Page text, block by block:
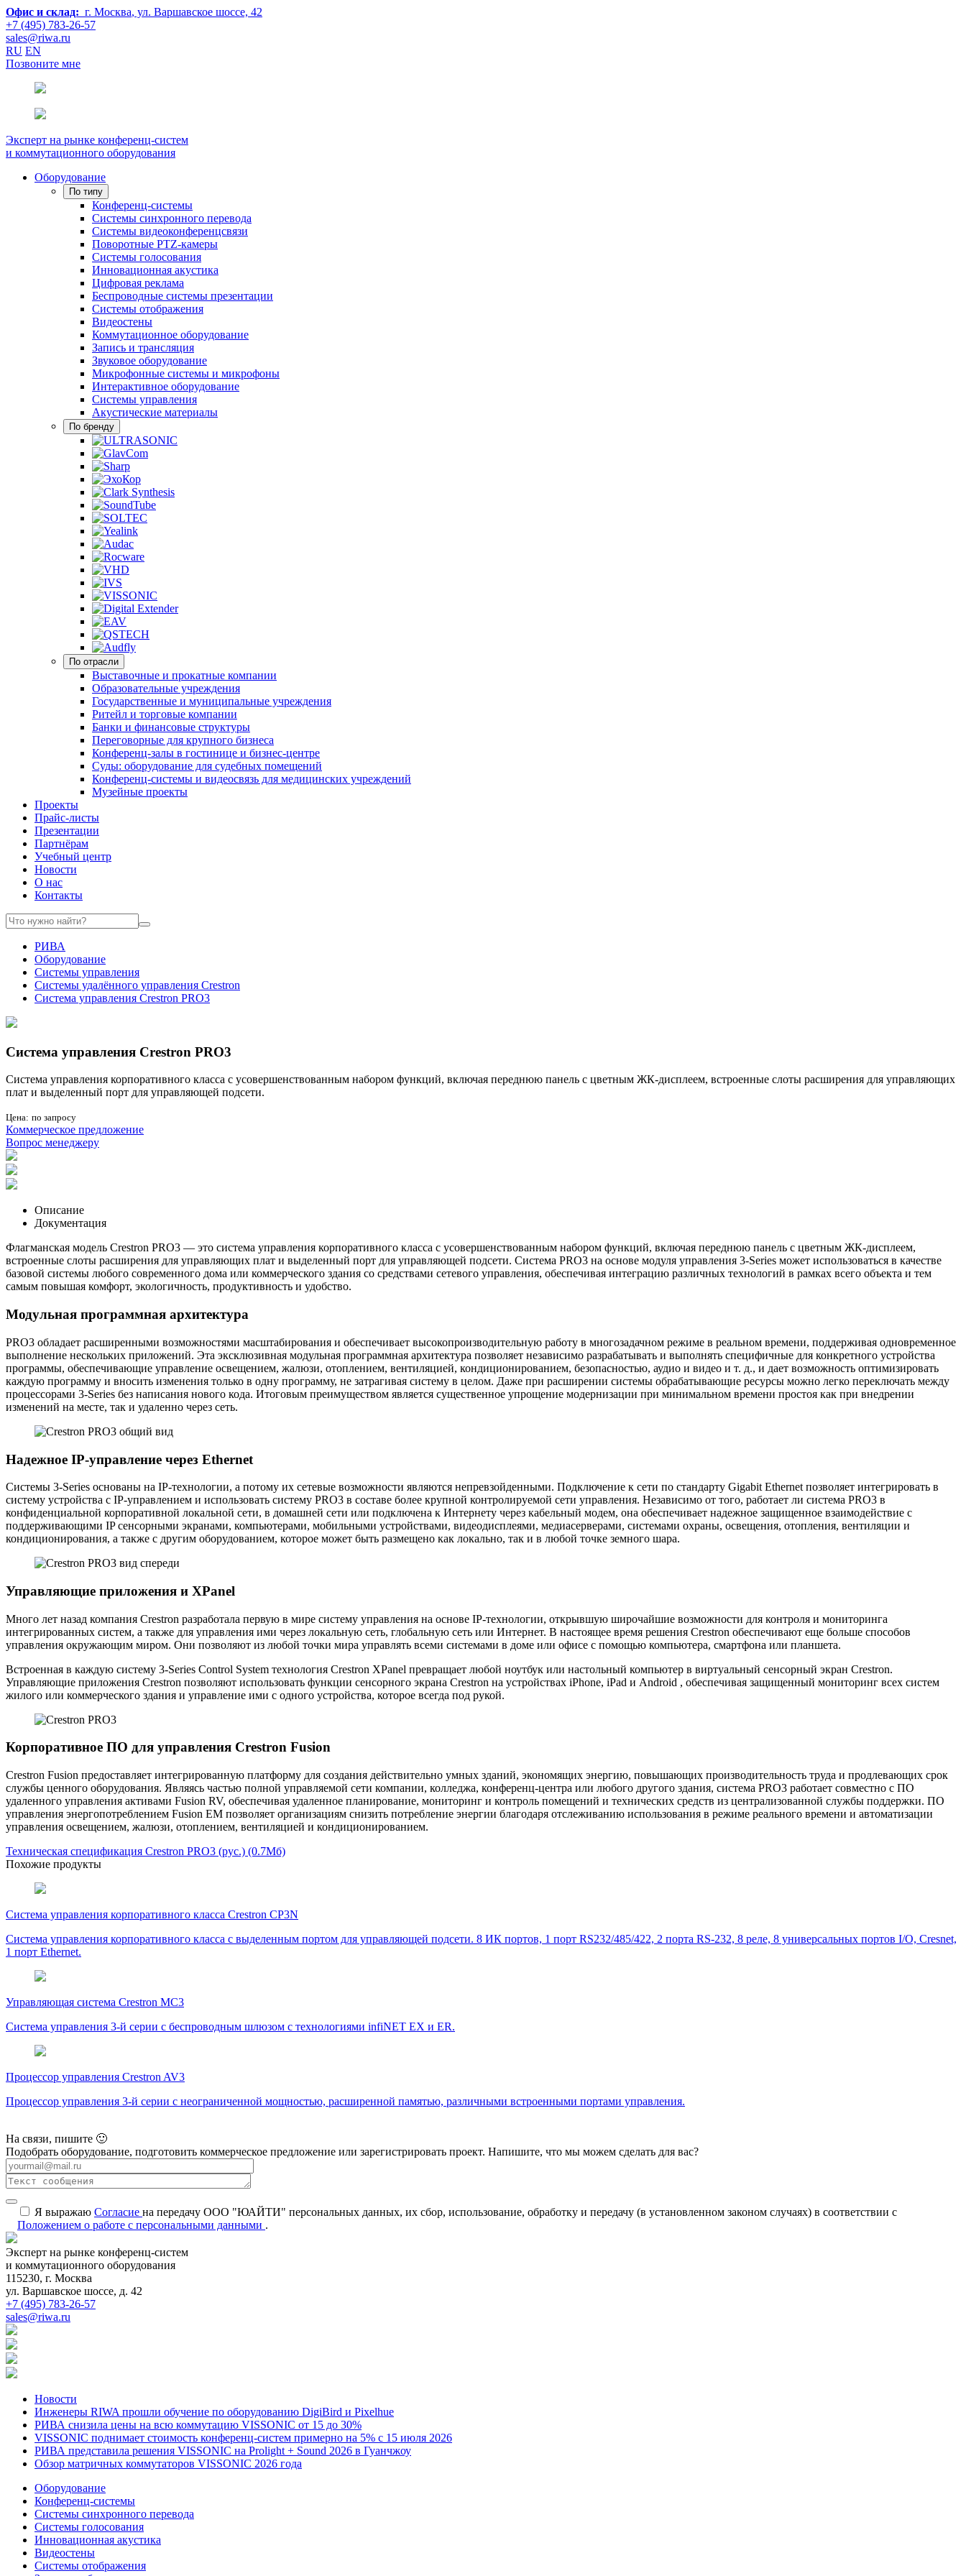
Офис и склад: г. Москва, ул. Варшавское шоссе, 42
+7 (495) 783-26-57
sales@riwa.ru
RU EN
Позвоните мне
Эксперт на рынке конференц-систем
и коммутационного оборудования
Оборудование
По типу
Конференц-системы
Системы синхронного перевода
Системы видеоконференцсвязи
Поворотные PTZ-камеры
Системы голосования
Инновационная акустика
Цифровая реклама
Беспроводные системы презентации
Системы отображения
Видеостены
Коммутационное оборудование
Запись и трансляция
Звуковое оборудование
Микрофонные системы и микрофоны
Интерактивное оборудование
Системы управления
Акустические материалы
По бренду
По отрасли
Выставочные и прокатные компании
Образовательные учреждения
Государственные и муниципальные учреждения
Ритейл и торговые компании
Банки и финансовые структуры
Переговорные для крупного бизнеса
Конференц-залы в гостинице и бизнес-центре
Суды: оборудование для судебных помещений
Конференц-системы и видеосвязь для медицинских учреждений
Музейные проекты
Проекты
Прайс-листы
Презентации
Партнёрам
Учебный центр
Новости
О нас
Контакты
РИВА
Оборудование
Системы управления
Системы удалённого управления Crestron
Система управления Crestron PRO3
Система управления Crestron PRO3
Система управления корпоративного класса с усовершенствованным набором функций, включая переднюю панель с цветным ЖК-дисплеем, встроенные слоты расширения для управляющих
плат и выделенный порт для управляющей подсети.
Цена: по запросу
Коммерческое предложение
Вопрос менеджеру
Описание
Документация
Флагманская модель Crestron PRO3 — это система управления корпоративного класса с усовершенствованным набором функций, включая переднюю панель с цветным ЖК-дисплеем,
встроенные слоты расширения для управляющих плат и выделенный порт для управляющей подсети. Система PRO3 на основе модуля управления 3-Series может использоваться в качестве
базовой системы любого современного дома или коммерческого здания со средствами сетевого управления, обеспечивая интеграцию различных технологий в рамках всего объекта и тем
самым повышая комфорт, экологичность, продуктивность и удобство.
Модульная программная архитектура
PRO3 обладает расширенными возможностями масштабирования и обеспечивает высокопроизводительную работу в многозадачном режиме в реальном времени, поддерживая одновременное
выполнение нескольких приложений. Эта эксклюзивная модульная программная архитектура позволяет независимо разрабатывать и выполнять специфичные для конкретного устройства
программы, обеспечивающие управление освещением, жалюзи, отоплением, вентиляцией, кондиционированием, безопасностью, аудио и видео и т. д., и дает возможность оптимизировать
каждую программу и вносить изменения только в одну программу, не затрагивая систему в целом. Даже при расширении системы обрабатывающие ресурсы можно легко переключать между
процессорами 3-Series без написания нового кода. Итоговым преимуществом является существенное упрощение модернизации при минимальном времени простоя как при внедрении
изменений на месте, так и удаленно через сеть.
Надежное IP-управление через Ethernet
Системы 3-Series основаны на IP-технологии, а потому их сетевые возможности являются непревзойденными. Подключение к сети по стандарту Gigabit Ethernet позволяет интегрировать в
систему устройства с IP-управлением и использовать систему PRO3 в составе более крупной контролируемой сети управления. Независимо от того, работает ли система PRO3 в
конфиденциальной корпоративной локальной сети, в домашней сети или подключена к Интернету через кабельный модем, она обеспечивает надежное защищенное взаимодействие с
поддерживающими IP сенсорными экранами, компьютерами, мобильными устройствами, видеодисплеями, медиасерверами, системами охраны, освещения, отопления, вентиляции и
кондиционирования, а также с другим оборудованием, которое может быть размещено как локально, так и в любой точке земного шара.
Управляющие приложения и XPanel
Много лет назад компания Crestron разработала первую в мире систему управления на основе IP-технологии, открывшую широчайшие возможности для контроля и мониторинга
интегрированных систем, а также для управления ими через локальную сеть, глобальную сеть или Интернет. В настоящее время решения Crestron обеспечивают еще больше способов
управления окружающим миром. Они позволяют из любой точки мира управлять всеми системами в доме или офисе с помощью компьютера, смартфона или планшета.
Встроенная в каждую систему 3-Series Control System технология Crestron XPanel превращает любой ноутбук или настольный компьютер в виртуальный сенсорный экран Crestron.
Управляющие приложения Crestron позволяют использовать функции сенсорного экрана Crestron на устройствах iPhone, iPad и Android , обеспечивая защищенный мониторинг всех систем
жилого или коммерческого здания и управление ими с одного устройства, которое всегда под рукой.
Корпоративное ПО для управления Crestron Fusion
Crestron Fusion предоставляет интегрированную платформу для создания действительно умных зданий, экономящих энергию, повышающих производительность труда и продлевающих срок
службы ценного оборудования. Являясь частью полной управляемой сети компании, колледжа, конференц-центра или любого другого здания, система PRO3 работает совместно с ПО
удаленного управления активами Fusion RV, обеспечивая удаленное планирование, мониторинг и контроль помещений и технических средств из централизованной службы поддержки. ПО
управления энергопотреблением Fusion EM позволяет организациям снизить потребление энергии благодаря отслеживанию использования в режиме реального времени и автоматизации
управления освещением, жалюзи, отоплением, вентиляцией и кондиционированием.
Техническая спецификация Crestron PRO3 (рус.) (0.7Мб)
Похожие продукты
Система управления корпоративного класса Crestron CP3N
Система управления корпоративного класса с выделенным портом для управляющей подсети. 8 ИК портов, 1 порт RS232/485/422, 2 порта RS-232, 8 реле, 8 универсальных портов I/O, Cresnet,
1 порт Ethernet.
Управляющая система Crestron MC3
Система управления 3-й серии с беспроводным шлюзом с технологиями infiNET EX и ER.
Процессор управления Crestron AV3
Процессор управления 3-й серии с неограниченной мощностью, расширенной памятью, различными встроенными портами управления.
На связи, пишите 🙂
Подобрать оборудование, подготовить коммерческое предложение или зарегистрировать проект. Напишите, что мы можем сделать для вас?
Я выражаю Согласие на передачу ООО "ЮАЙТИ" персональных данных, их сбор, использование, обработку и передачу (в установленном законом случаях) в соответствии с
Положением о работе с персональными данными .
Эксперт на рынке конференц-систем
и коммутационного оборудования
115230, г. Москва
ул. Варшавское шоссе, д. 42
+7 (495) 783-26-57
sales@riwa.ru
Новости
Инженеры RIWA прошли обучение по оборудованию DigiBird и Pixelhue
РИВА снизила цены на всю коммутацию VISSONIC от 15 до 30%
VISSONIC поднимает стоимость конференц-систем примерно на 5% с 15 июля 2026
РИВА представила решения VISSONIC на Prolight + Sound 2026 в Гуанчжоу
Обзор матричных коммутаторов VISSONIC 2026 года
Оборудование
Конференц-системы
Системы синхронного перевода
Системы голосования
Инновационная акустика
Видеостены
Системы отображения